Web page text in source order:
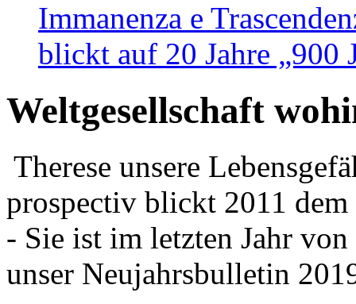
Immanenza e
blickt auf 20 Jahre „900
Weltgesellschaft
Therese unsere
prospectiv blickt 2011
- Sie ist im letzten Jahr
unser Neujahrsbulletin